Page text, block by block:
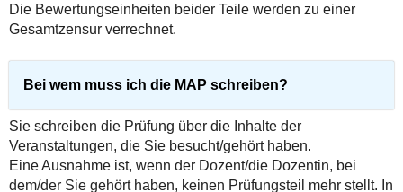
Die Bewertungseinheiten beider Teile werden zu einer
Gesamtzensur verrechnet.
Bei wem muss ich die MAP schreiben?
Sie schreiben die Prüfung über die Inhalte der
Veranstaltungen, die Sie besucht/gehört haben.
Eine Ausnahme ist, wenn der Dozent/die Dozentin, bei
dem/der Sie gehört haben, keinen Prüfungsteil mehr stellt. In